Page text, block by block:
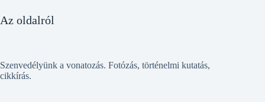
Az oldalról
Szenvedélyünk a vonatozás. Fotózás, történelmi kutatás,
cikkírás.